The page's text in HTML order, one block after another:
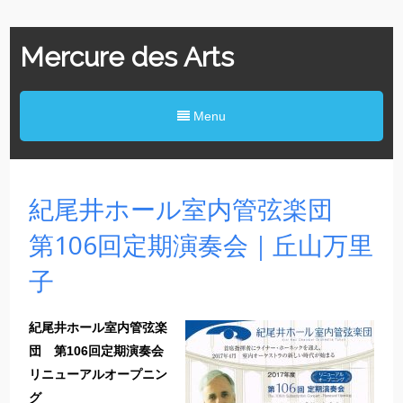
Mercure des Arts
Menu
紀尾井ホール室内管弦楽団
第106回定期演奏会｜丘山万里
子
紀尾井ホール室内管弦楽
団 第106回定期演奏会
リニューアルオープニン
グ